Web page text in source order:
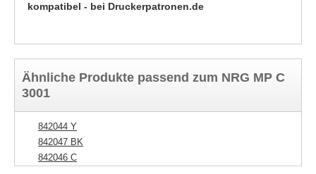
kompatibel - bei Druckerpatronen.de
Ähnliche Produkte passend zum NRG MP C
3001
842044 Y
842047 BK
842046 C